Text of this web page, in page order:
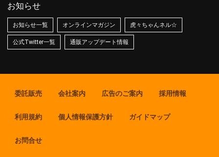
お知らせ
お知らせ一覧 オンラインマガジン 虎々ちゃんネル☆
公式Twitter一覧 通販アップデート情報
委託販売 会社案内 広告のご案内 採用情報
利用規約 個人情報保護方針 ガイドマップ
お問合せ